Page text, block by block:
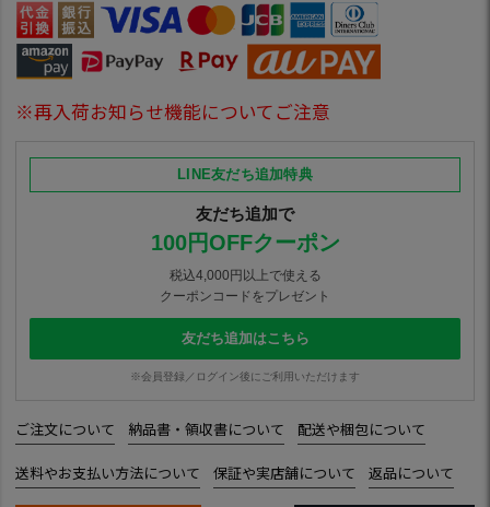
※再入荷お知らせ機能についてご注意
LINE友だち追加特典
友だち追加で
100円OFFクーポン
税込4,000円以上で使える
クーポンコードをプレゼント
友だち追加はこちら
※会員登録／ログイン後にご利用いただけます
ご注文について 納品書・領収書について 配送や梱包について
送料やお支払い方法について 保証や実店舗について 返品について